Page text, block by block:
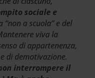
sociale e
“non a scuola” e del
viva la
di appartenenza,
di demotivazione.
interrompere il